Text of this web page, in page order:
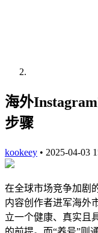
海外
步骤
kookeey • 2025-04-03
在全球市场竞争加剧
内容创作者进军海外
立一个健康、真实且